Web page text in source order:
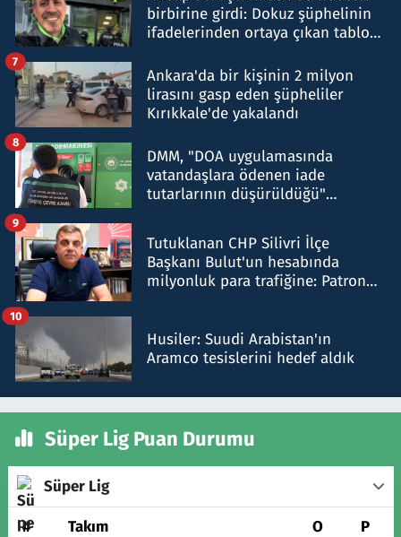
birbirine girdi: Dokuz şüphelinin
ifadelerinden ortaya çıkan tablo
Ankara'da bir kişinin 2 milyon
lirasını gasp eden şüpheliler
Kırıkkale'de yakalandı
7
DMM, "DOA uygulamasında
vatandaşlara ödenen iade
tutarlarının düşürüldüğü"
8
Tutuklanan CHP Silivri İlçe
Başkanı Bulut'un hesabında
milyonluk para trafiğine: Patron
9
Husiler: Suudi Arabistan'ın
Aramco tesislerini hedef aldık
10
Süper Lig Puan Durumu
Süper Lig
# Takım O P